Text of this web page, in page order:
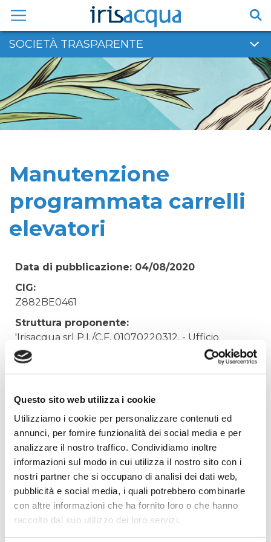
Questo sito web utilizza i cookie
Utilizziamo i cookie per personalizzare contenuti ed
annunci, per fornire funzionalità dei social media e per
analizzare il nostro traffico. Condividiamo inoltre
informazioni sul modo in cui utilizza il nostro sito con i
nostri partner che si occupano di analisi dei dati web,
pubblicità e social media, i quali potrebbero combinarle
con altre informazioni che ha fornito loro o che hanno
raccolto dal suo utilizzo dei loro servizi.
contenuto
SOCIETÀ TRASPARENTE
Manutenzione
programmata carrelli
elevatori
Data di pubblicazione: 04/08/2020
CIG:
Z882BE0461
Struttura proponente:
'Irisacqua srl P.I./C.F. 01070220312. - Ufficio
Tecnico
Oggetto:
Elenco operatori invitati:
Codice Fiscale:
Procedura di scelta:
Affidamento ai sensi del Regolamento Generale
Aziendale per Lavori Servizi e Forniture
Aggiudicatario Nome:
SACER ULIANA LUCIANO S.R.L. - cod. fisc.
01630610309